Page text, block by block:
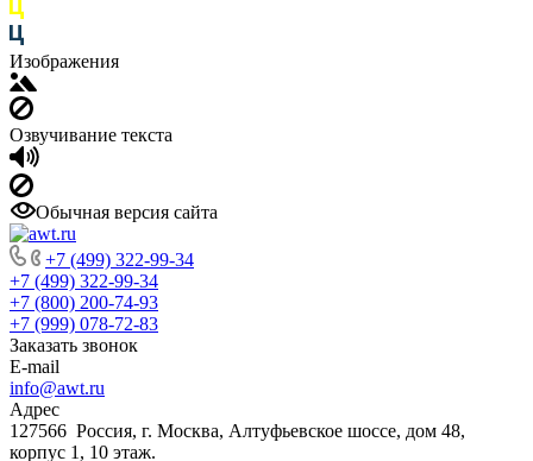
Изображения
Озвучивание текста
Обычная версия сайта
+7 (499) 322-99-34
+7 (499) 322-99-34
+7 (800) 200-74-93
+7 (999) 078-72-83
Заказать звонок
E-mail
info@awt.ru
Адрес
127566 Россия, г. Москва, Алтуфьевское шоссе, дом 48,
корпус 1, 10 этаж.